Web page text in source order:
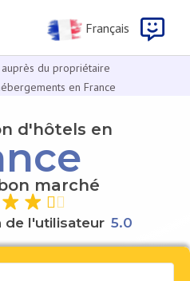
Français
du propriétaire
en France
d'hôtels en
marché
de l'utilisateur 5 0
5